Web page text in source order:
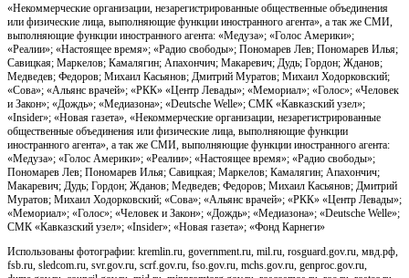
«Некоммерческие организации, незарегистрированные общественные объединения
или физические лица, выполняющие функции иностранного агента», а так же СМИ,
выполняющие функции иностранного агента: «Медуза»; «Голос Америки»;
«Реалии»; «Настоящее время»; «Радио свободы»; Пономарев Лев; Пономарев Илья;
Савицкая; Маркелов; Камалягин; Апахончич; Макаревич; Дудь; Гордон; Жданов;
Медведев; Федоров; Михаил Касьянов; Дмитрий Муратов; Михаил Ходорковский;
«Сова»; «Альянс врачей»; «РКК» «Центр Левады»; «Мемориал»; «Голос»; «Человек
и Закон»; «Дождь»; «Медиазона»; «Deutsche Welle»; СМК «Кавказский узел»;
«Insider»; «Новая газета», «Некоммерческие организации, незарегистрированные
общественные объединения или физические лица, выполняющие функции
иностранного агента», а так же СМИ, выполняющие функции иностранного агента:
«Медуза»; «Голос Америки»; «Реалии»; «Настоящее время»; «Радио свободы»;
Пономарев Лев; Пономарев Илья; Савицкая; Маркелов; Камалягин; Апахончич;
Макаревич; Дудь; Гордон; Жданов; Медведев; Федоров; Михаил Касьянов; Дмитрий
Муратов; Михаил Ходорковский; «Сова»; «Альянс врачей»; «РКК» «Центр Левады»;
«Мемориал»; «Голос»; «Человек и Закон»; «Дождь»; «Медиазона»; «Deutsche Welle»;
СМК «Кавказский узел»; «Insider»; «Новая газета»; «Фонд Карнеги»
Использованы фотографии: kremlin.ru, government.ru, mil.ru, rosguard.gov.ru, мвд.рф,
fsb.ru, sledcom.ru, svr.gov.ru, scrf.gov.ru, fso.gov.ru, mchs.gov.ru, genproc.gov.ru,